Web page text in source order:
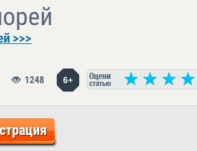
>>>
6+
1248